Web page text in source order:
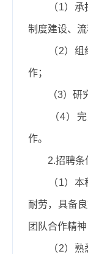
（1）承
制度建设、流
（2）组
作；
（3）研
（4）
作。
2.招聘条
（1）本
耐劳，具备
团队合作精神
（2）熟